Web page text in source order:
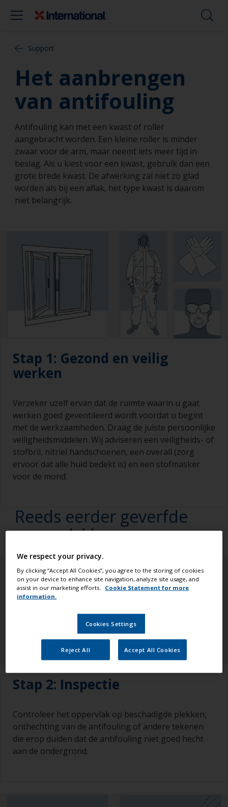
Support
Het aanbrengen
van antifouling
Antifouling kan met een kwast of roller
aangebracht worden. Een kleine roller is minder
zwaar voor de arm, maar neemt iets meer tijd in
beslag. Als u kiest voor een kwast, gebruik dan een
grote brede kwast. De afwerking zal niet zo glad
worden als bij een aflak, het type kwast is daarom
niet belangrijk.
Stap 1: Gezond en veilig
werken
Verzeker uzelf ervan dat de ruimte waarin u gaat
werken goed geventileerd wordt voordat u begint
met de werkzaamheden. Draag de juiste persoonlijke
veiligheidsmiddelen. Wij adviseren een veiligheids- of
stofbril, nitriel handschoenen, een overall (zorg
ervoor dat alle huid bedekt is) en een stofmasker
voor de mond.
Reeds eerder geverfde
oppervlakken:
Stap 2: Inspectie
Controleer het oppervlak op beschadigde plekken,
onthechting van de antifouling of andere tekenen
die erop duiden dat de antifouling niet goed hecht
aan de ondergrond.
We respect your privacy.
By clicking “Accept All Cookies”, you agree to the storing of cookies
on your device to enhance site navigation, analyze site usage, and
assist in our marketing efforts.
Cookie Statement for more
information.
Cookies Settings
Reject All Accept All Cookies